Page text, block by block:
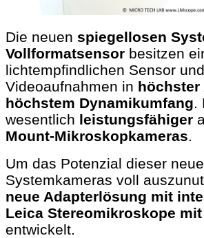
Die neuen spiegellosen
Vollformatsensor besitzen
lichtempfindlichen Sensor
Videoaufnahmen in höchster
höchstem Dynamikumfang
wesentlich leistungsfähiger
Mount-Mikroskopkameras
Um das Potenzial dieser
Systemkameras voll
neue Adapterlösung mit
Leica Stereomikroskope
entwickelt.